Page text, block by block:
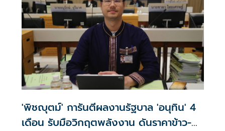
'พิชญุตม์' การันตีผลงานรัฐบาล 'อนุทิน' 4
เดือน รับมือวิกฤตพลังงาน ดันราคาข้าว-